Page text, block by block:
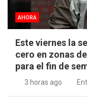
AHORA
Este viernes la
cero en zonas
para el fin de
3 horas ago